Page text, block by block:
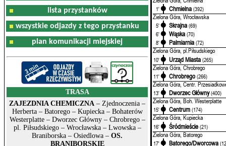
lista przystanków
wszystkie odjazdy z tego przystanku
plan komunikacji miejskiej
TRASA
ZAJEZDNIA CHEMICZNA – Zjednoczenia –
Herberta – Batorego – Kupiecka – Bohaterów
Westerplatte – Dworzec Główny – Chrobrego –
pl. Piłsudskiego – Wrocławska – Lwowska –
Braniborska – Osiedlowa – OS.
BRANIBORSKIE
1' Chmielna (392)
Zielona Góra, Wrocławska
5' Skrajna (69)
6'
Wąska (70)
8'
Palmiarnia (72)
Zielona Góra, pl.Piłsudskiego
10' Urząd Miasta (265)
Zielona Góra, Chrobrego
11' Chrobrego (266)
Zielona Góra, Centr.
13' Dworzec Główny (400)
Zielona Góra, Boh. Westerplatte
15' Centrum (174)
Zielona Góra, Kupiecka
16' Śródmieście (21)
Zielona Góra, Batorego
17' Batorego/Dworcowa